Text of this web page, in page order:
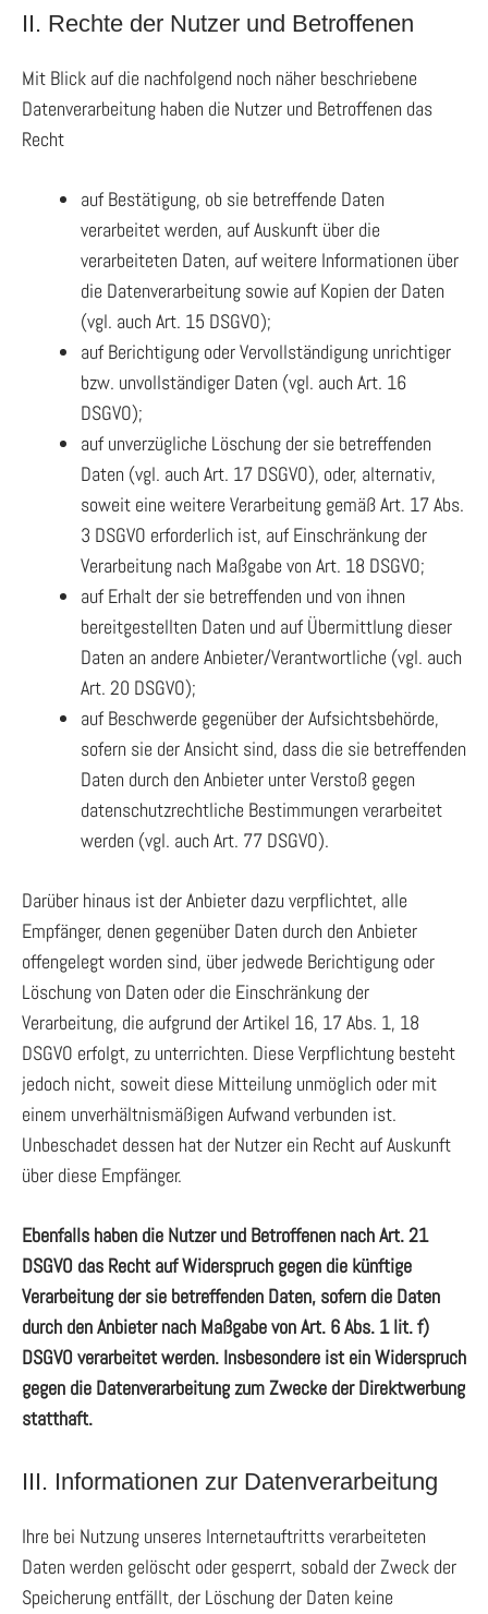
II. Rechte der Nutzer und Betroffenen
Mit Blick auf die nachfolgend noch näher beschriebene
Datenverarbeitung haben die Nutzer und Betroffenen das
Recht
auf Bestätigung, ob sie betreffende Daten
verarbeitet werden, auf Auskunft über die
verarbeiteten Daten, auf weitere Informationen über
die Datenverarbeitung sowie auf Kopien der Daten
(vgl. auch Art. 15 DSGVO);
auf Berichtigung oder Vervollständigung unrichtiger
bzw. unvollständiger Daten (vgl. auch Art. 16
DSGVO);
auf unverzügliche Löschung der sie betreffenden
Daten (vgl. auch Art. 17 DSGVO), oder, alternativ,
soweit eine weitere Verarbeitung gemäß Art. 17 Abs.
3 DSGVO erforderlich ist, auf Einschränkung der
Verarbeitung nach Maßgabe von Art. 18 DSGVO;
auf Erhalt der sie betreffenden und von ihnen
bereitgestellten Daten und auf Übermittlung dieser
Daten an andere Anbieter/Verantwortliche (vgl. auch
Art. 20 DSGVO);
auf Beschwerde gegenüber der Aufsichtsbehörde,
sofern sie der Ansicht sind, dass die sie betreffenden
Daten durch den Anbieter unter Verstoß gegen
datenschutzrechtliche Bestimmungen verarbeitet
werden (vgl. auch Art. 77 DSGVO).
Darüber hinaus ist der Anbieter dazu verpflichtet, alle
Empfänger, denen gegenüber Daten durch den Anbieter
offengelegt worden sind, über jedwede Berichtigung oder
Löschung von Daten oder die Einschränkung der
Verarbeitung, die aufgrund der Artikel 16, 17 Abs. 1, 18
DSGVO erfolgt, zu unterrichten. Diese Verpflichtung besteht
jedoch nicht, soweit diese Mitteilung unmöglich oder mit
einem unverhältnismäßigen Aufwand verbunden ist.
Unbeschadet dessen hat der Nutzer ein Recht auf Auskunft
über diese Empfänger.
Ebenfalls haben die Nutzer und Betroffenen nach Art. 21
DSGVO das Recht auf Widerspruch gegen die künftige
Verarbeitung der sie betreffenden Daten, sofern die Daten
durch den Anbieter nach Maßgabe von Art. 6 Abs. 1 lit. f)
DSGVO verarbeitet werden. Insbesondere ist ein Widerspruch
gegen die Datenverarbeitung zum Zwecke der Direktwerbung
statthaft.
III. Informationen zur Datenverarbeitung
Ihre bei Nutzung unseres Internetauftritts verarbeiteten
Daten werden gelöscht oder gesperrt, sobald der Zweck der
Speicherung entfällt, der Löschung der Daten keine